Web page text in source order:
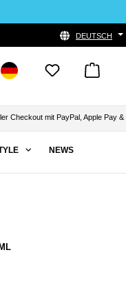
DEUTSCH
mit PayPal, Apple Pay &
NEWS